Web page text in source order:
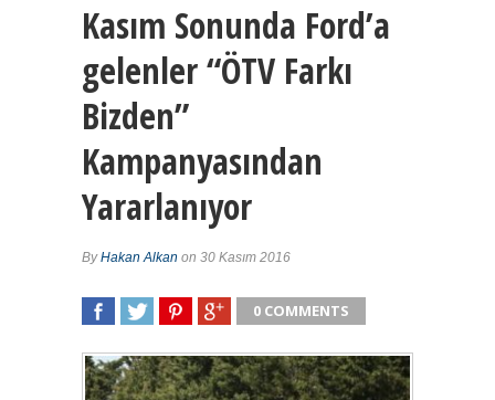
Kasım Sonunda Ford’a
gelenler “ÖTV Farkı
Bizden”
Kampanyasından
Yararlanıyor
ByHakan Alkan on 30 Kasım 2016
0 COMMENTS